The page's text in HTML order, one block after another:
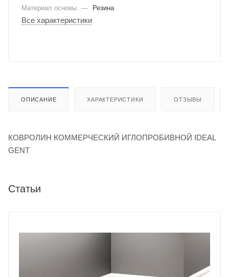
Материал основы — Резина
Все характеристики
ОПИСАНИЕ ХАРАКТЕРИСТИКИ ОТЗЫВЫ
КОВРОЛИН КОММЕРЧЕСКИЙ ИГЛОПРОБИВНОЙ IDEAL
GENT
Статьи